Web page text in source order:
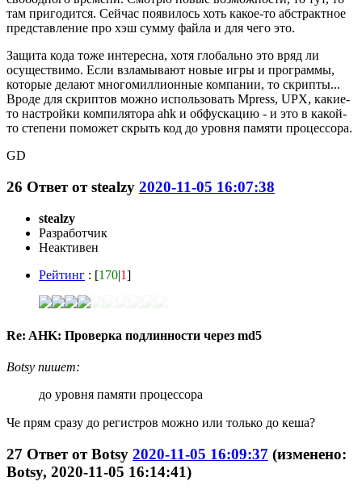
там пригодится. Сейчас появилось хоть какое-то абстрактное
представление про хэш сумму файла и для чего это.
Защита кода тоже интересна, хотя глобально это вряд ли
осуществимо. Если взламывают новые игры и программы,
которые делают многомиллионные компании, то скрипты...
Вроде для скриптов можно использовать Mpress, UPX, какие-
то настройки компилятора ahk и обфускацию - и это в какой-
то степени поможет скрыть код до уровня памяти процессора.
GD
26 Ответ отstealzy 2020-11-05 16:07:38
stealzy
Разработчик
Неактивен
Рейтинг : [170|1]
Re: AHK: Проверка подлинности через md5
Botsy пишет:
до уровня памяти процессора
Че прям сразу до регистров можно или только до кеша?
27 Ответ отBotsy 2020-11-05 16:09:37 (изменено:
Botsy, 2020-11-05 16:14:41)